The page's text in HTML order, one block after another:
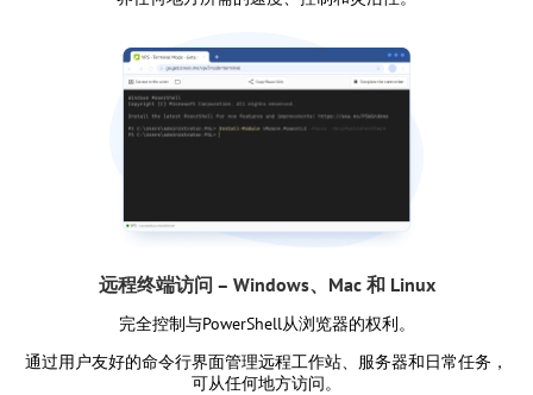
远程终端访问 – Windows、Mac 和 Linux
完全控制与PowerShell从浏览器的权利。
通过用户友好的命令行界面管理远程工作站、服务器和日常任务，
可从任何地方访问。